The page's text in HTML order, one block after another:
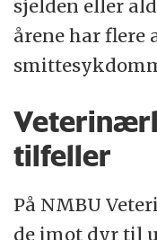
sjelden eller
årene har flere
tilfeller
På NMBU
de imot dyr til